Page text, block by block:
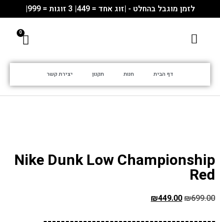
לזמן מוגבל בהחלט - |זוג אחד = 449| 3 זוגות = 999|
דף הבית חנות תקנון יצירת קשר
Nike Dunk Low Championship
Red
₪699.00
₪449.00